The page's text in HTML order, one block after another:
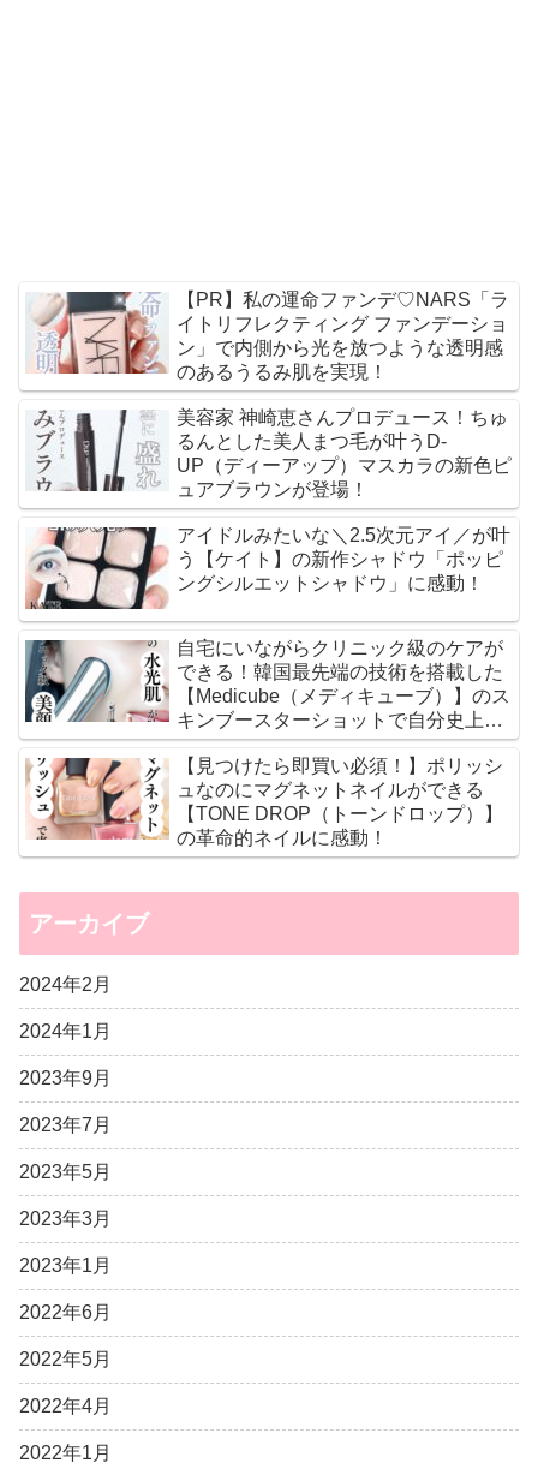
【PR】私の運命ファンデ♡NARS「ラ
イトリフレクティング ファンデーショ
ン」で内側から光を放つような透明感
のあるうるみ肌を実現！
美容家 神崎恵さんプロデュース！ちゅ
るんとした美人まつ毛が叶うD-
UP（ディーアップ）マスカラの新色ピ
ュアブラウンが登場！
アイドルみたいな＼2.5次元アイ／が叶
う【ケイト】の新作シャドウ「ポッピ
ングシルエットシャドウ」に感動！
自宅にいながらクリニック級のケアが
できる！韓国最先端の技術を搭載した
【Medicube（メディキューブ）】のス
キンブースターショットで自分史上最
高のツヤ肌に♡
【見つけたら即買い必須！】ポリッシ
ュなのにマグネットネイルができる
【TONE DROP（トーンドロップ）】
の革命的ネイルに感動！
アーカイブ
2024年2月
2024年1月
2023年9月
2023年7月
2023年5月
2023年3月
2023年1月
2022年6月
2022年5月
2022年4月
2022年1月